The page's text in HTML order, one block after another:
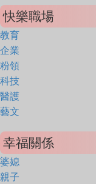
快樂職場
教育
企業
粉領
科技
醫護
藝文
幸福關係
婆媳
親子